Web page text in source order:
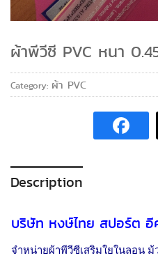
ผ้าพีวีซี PVC หนา
Category: ผ้า PVC
Description
บริษัท หงษ์ไทย สปอร์ต อี
จำหน่ายผ้าพีวีซีเสริมใยในลอน